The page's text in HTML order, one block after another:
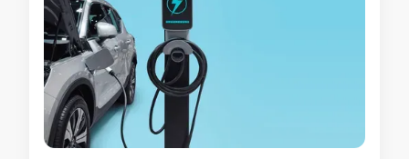
elektrisch voertuig op te laden.